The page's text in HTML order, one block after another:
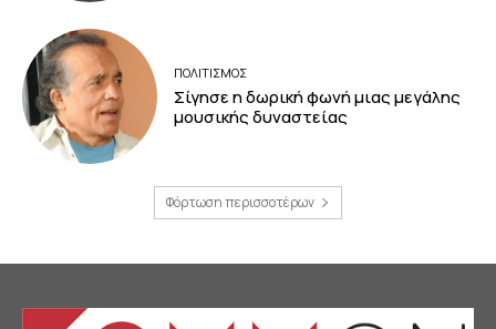
ΠΟΛΙΤΙΣΜΟΣ
Σίγησε η δωρική φωνή μιας μεγάλης
μουσικής δυναστείας
Φόρτωση περισσοτέρων